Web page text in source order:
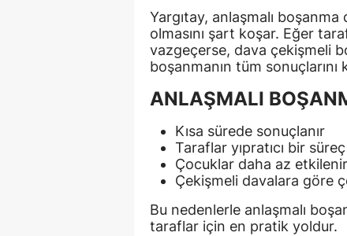
Yargıtay, anlaşmalı
olmasını şart koşar. Eğer
vazgeçerse, dava çekişmeli
boşanmanın tüm sonuçlarını
ANLAŞMALI
Kısa sürede sonuçlanır
Taraflar yıpratıcı bir
Çocuklar daha az etkilenir
Çekişmeli davalara göre
Bu nedenlerle anlaşmalı
taraflar için en pratik yoldur.